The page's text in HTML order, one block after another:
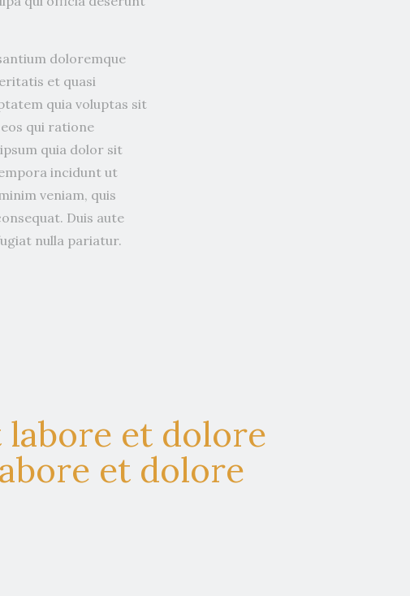
doloremque
et quasi
quia voluptas sit
qui ratione
quia dolor sit
incidunt ut
veniam, quis
Duis aute
nulla pariatur.
et dolore
et dolore